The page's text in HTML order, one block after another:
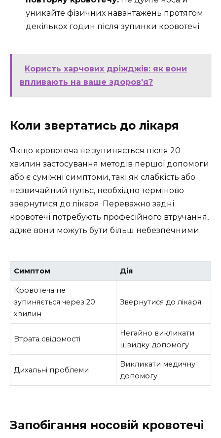
уникайте фізичних навантажень протягом
декількох годин після зупинки кровотечі.
Користь харчових дріжджів: як вони
впливають на ваше здоров'я?
Коли звертатись до лікаря
Якщо кровотеча не зупиняється після 20
хвилин застосування методів першої допомоги
або є суміжні симптоми, такі як слабкість або
незвичайний пульс, необхідно терміново
звернутися до лікаря. Переважно задні
кровотечі потребують професійного втручання,
адже вони можуть бути більш небезпечними.
Симптом Дія
Кровотеча не
зупиняється через 20
хвилин
Звернутися до лікаря
Втрата свідомості
Негайно викликати
швидку допомогу
Дихальні проблеми
Викликати медичну
допомогу
Запобігання носовій кровотечі